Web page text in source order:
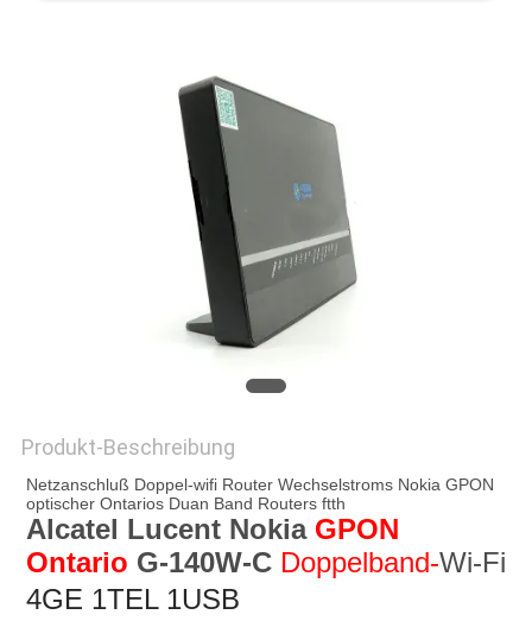
Produkt-Beschreibung
Netzanschluß Doppel-wifi Router Wechselstroms Nokia GPON
optischer Ontarios Duan Band Routers ftth
Alcatel Lucent Nokia GPON
Ontario G-140W-C Doppelband-
4GE 1TEL 1USB